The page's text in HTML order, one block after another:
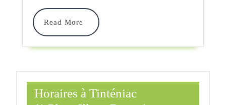
La
De
Read More
Read
More
Horaires à Tinténiac